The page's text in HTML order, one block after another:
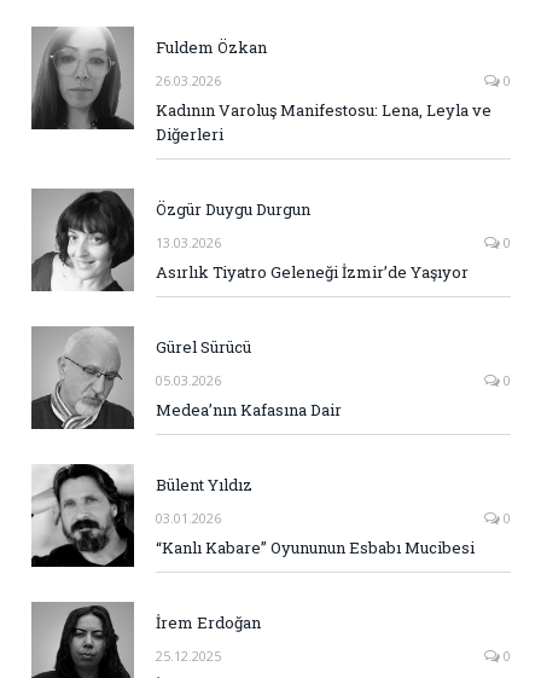
Fuldem Özkan
26.03.2026 0
Kadının Varoluş Manifestosu: Lena, Leyla ve
Diğerleri
Özgür Duygu Durgun
13.03.2026 0
Asırlık Tiyatro Geleneği İzmir’de Yaşıyor
Gürel Sürücü
05.03.2026 0
Medea’nın Kafasına Dair
Bülent Yıldız
03.01.2026 0
“Kanlı Kabare” Oyununun Esbabı Mucibesi
İrem Erdoğan
25.12.2025 0